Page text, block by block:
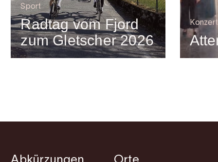
Sport
Radtag vom Fjord
zum Gletscher 2026
Konzert